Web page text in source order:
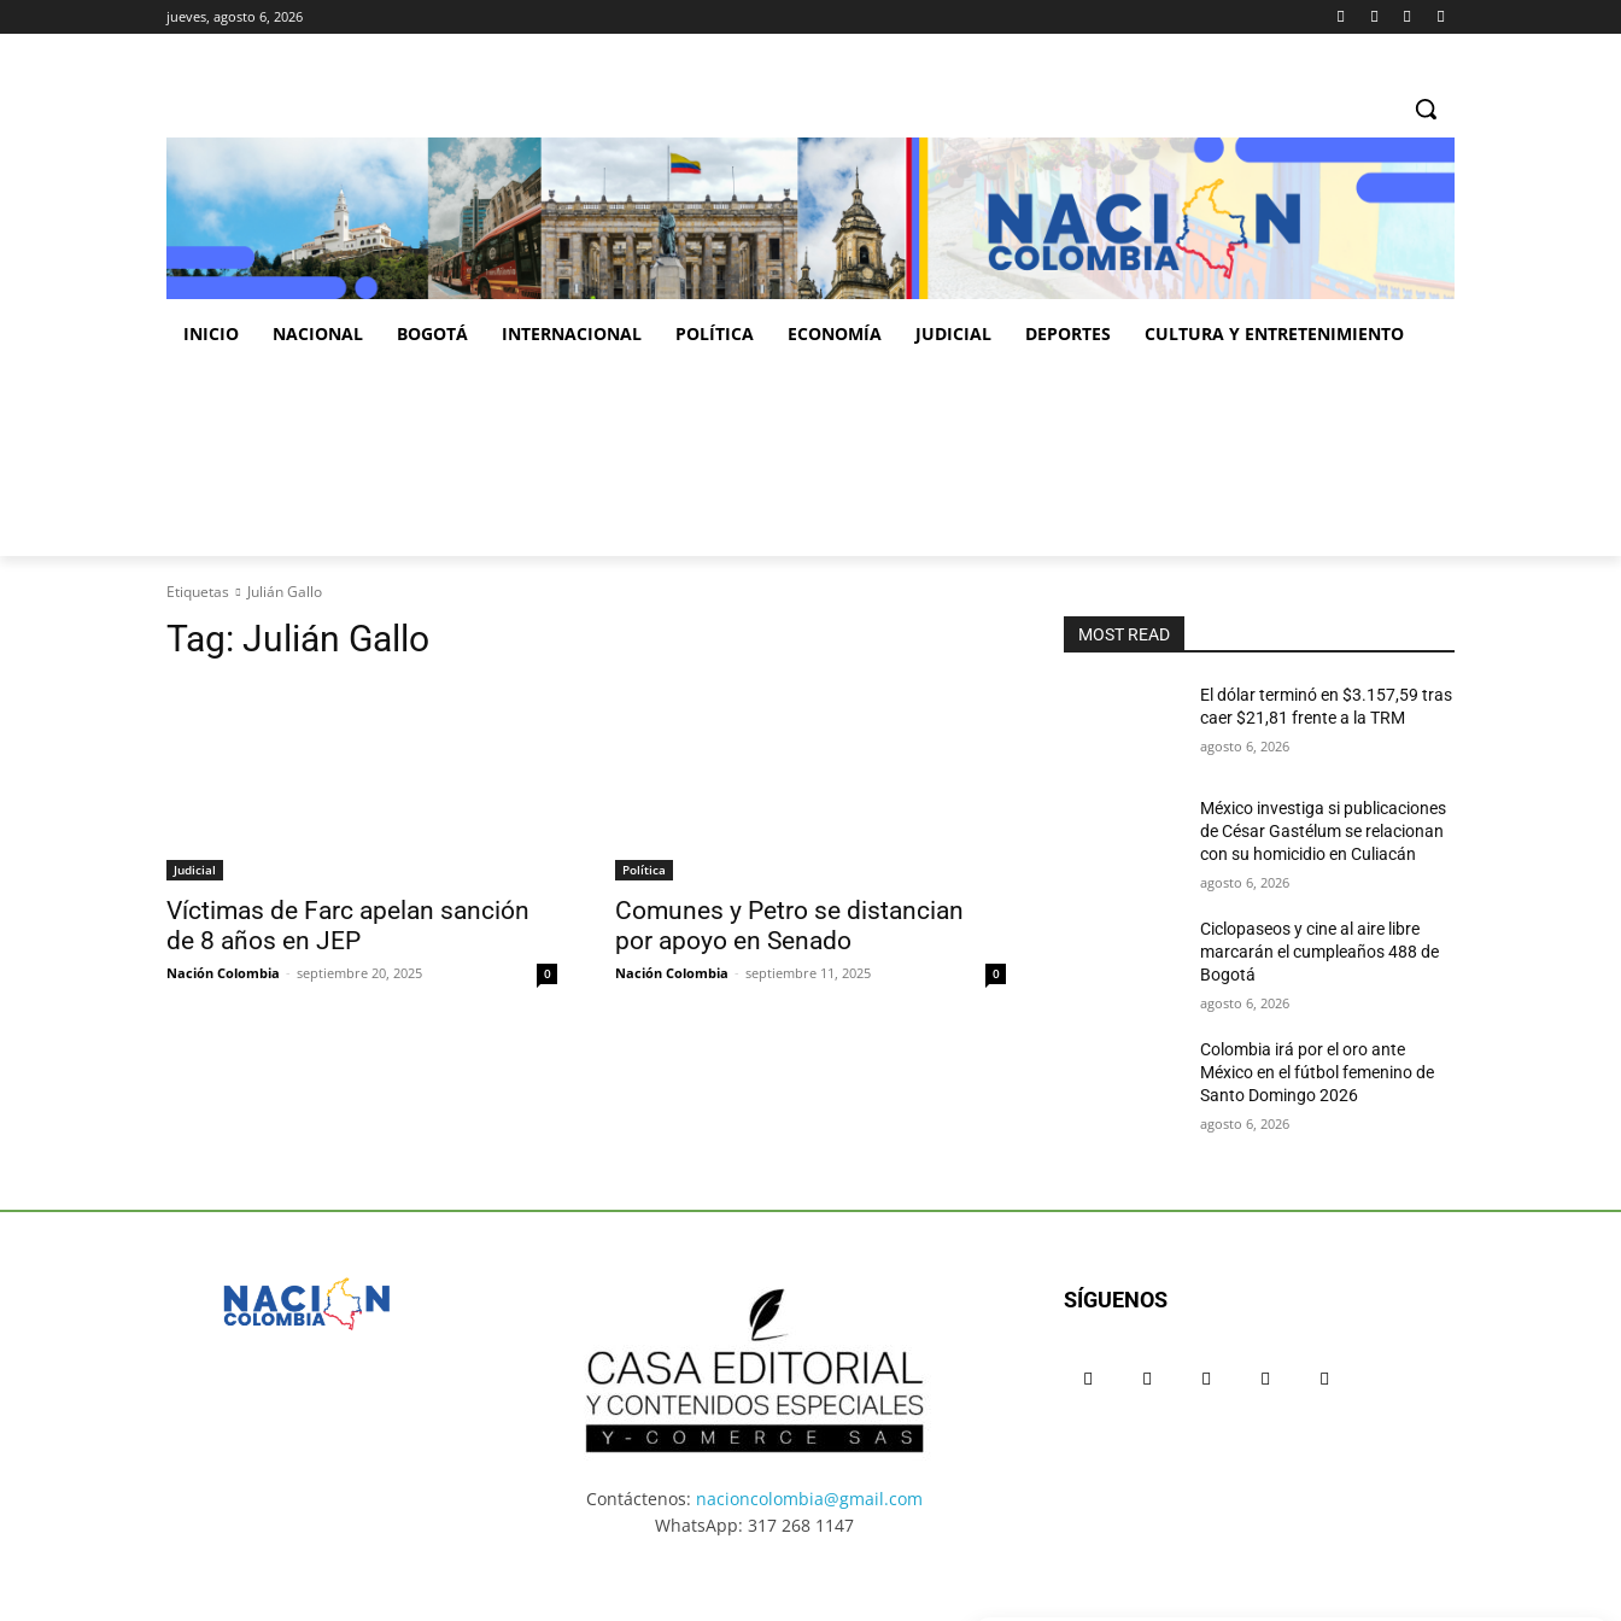
jueves, agosto 6, 2026
INICIO NACIONAL BOGOTÁ INTERNACIONAL POLÍTICA ECONOMÍA JUDICIAL DEPORTES CULTURA Y ENTRETENIMIENTO
Etiquetas Julián Gallo
Tag: Julián Gallo
Judicial
Víctimas de Farc apelan sanción
de 8 años en JEP
Nación Colombia - septiembre 20, 2025 0
Política
Comunes y Petro se distancian
por apoyo en Senado
Nación Colombia - septiembre 11, 2025 0
MOST READ
El dólar terminó en $3.157,59 tras
caer $21,81 frente a la TRM
agosto 6, 2026
México investiga si publicaciones
de César Gastélum se relacionan
con su homicidio en Culiacán
agosto 6, 2026
Ciclopaseos y cine al aire libre
marcarán el cumpleaños 488 de
Bogotá
agosto 6, 2026
Colombia irá por el oro ante
México en el fútbol femenino de
Santo Domingo 2026
agosto 6, 2026
Contáctenos: nacioncolombia@gmail.com
WhatsApp: 317 268 1147
SÍGUENOS